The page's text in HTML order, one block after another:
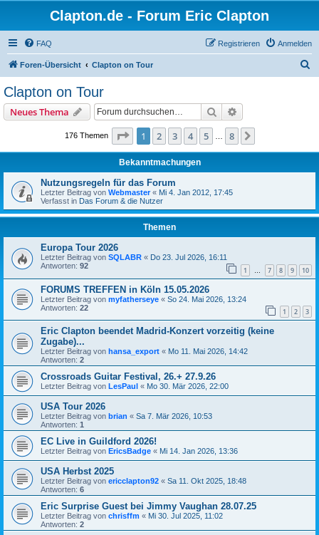
Clapton.de - Forum Eric Clapton
FAQ Anmelden
Registrieren
Foren-Übersicht Clapton on Tour
Clapton on Tour
Neues Thema Suche
176 Themen Seite 1von
1 2 3 4 5 8
Bekanntmachungen
Nutzungsregeln für das Forum
Letzter Beitrag von Webmaster« Mi 4. Jan 2012, 17:45
Verfasst in Das Forum & die Nutzer
Themen
Europa Tour 2026
Letzter Beitrag von SQLABR « Do 23. Jul 2026, 16:11
Antworten: 92 1 … 7 8 9 10
FORUMS TREFFEN in Köln 15.05.2026
Letzter Beitrag von myfatherseye « So 24. Mai 2026, 13:24
Antworten: 22 1 2 3
Eric Clapton beendet Madrid-Konzert vorzeitig (keine
Zugabe)...
Letzter Beitrag von hansa_export « Mo 11. Mai 2026, 14:42
Antworten: 2
Crossroads Guitar Festival, 26.+ 27.9.26
Letzter Beitrag von LesPaul « Mo 30. Mär 2026, 22:00
USA Tour 2026
Letzter Beitrag von brian « Sa 7. Mär 2026, 10:53
Antworten: 1
EC Live in Guildford 2026!
Letzter Beitrag von EricsBadge « Mi 14. Jan 2026, 13:36
USA Herbst 2025
Letzter Beitrag von ericclapton92 « Sa 11. Okt 2025, 18:48
Antworten: 6
Eric Surprise Guest bei Jimmy Vaughan 28.07.25
Letzter Beitrag von chrisffm « Mi 30. Jul 2025, 11:02
Antworten: 2